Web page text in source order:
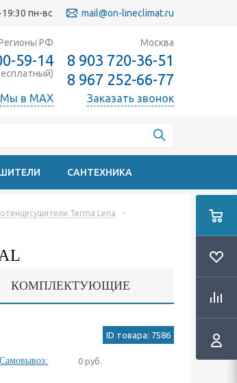
пн-вс mail@on-lineclimat.ru
РФ
59-14
Мы в MAX
Москва
8 903 720-36-51
8 967 252-66-77
Заказать звонок
САНТЕХНИКА
Terma Lena
-
КОМПЛЕКТУЮЩИЕ
ID товара: 7586
Самовывоз: 0 руб.